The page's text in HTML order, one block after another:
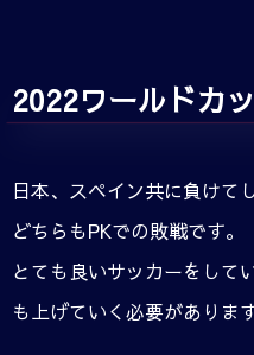
2022ワールドカ
日本、スペイン共に負けて
どちらもPKでの敗戦です。
とても良いサッカーをして
も上げていく必要があります